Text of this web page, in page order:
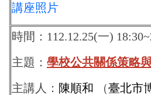
講座照片
時間：112.12.25(一)
主題： 學校公共關係策略
主講人： 陳順和 （臺北市